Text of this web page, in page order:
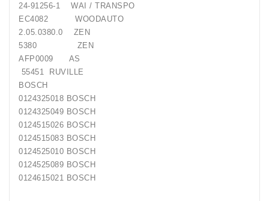
24-91256-1 WAI / TRANSPO
EC4082 WOODAUTO
2.05.0380.0 ZEN
5380 ZEN
AFP0009 AS
55451 RUVILLE
BOSCH
0124325018 BOSCH
0124325049 BOSCH
0124515026 BOSCH
0124515083 BOSCH
0124525010 BOSCH
0124525089 BOSCH
0124615021 BOSCH